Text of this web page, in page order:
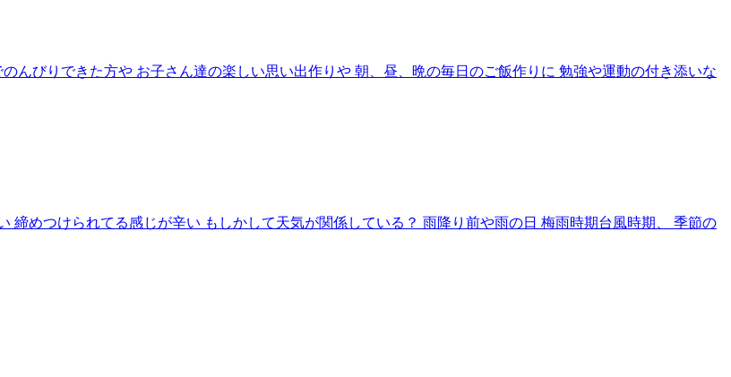
んびりできた方や お子さん達の楽しい思い出作りや 朝、昼、晩の毎日のご飯作りに 勉強や運動の付き添いな
締めつけられてる感じが辛い もしかして天気が関係している？ 雨降り前や雨の日 梅雨時期台風時期、 季節の